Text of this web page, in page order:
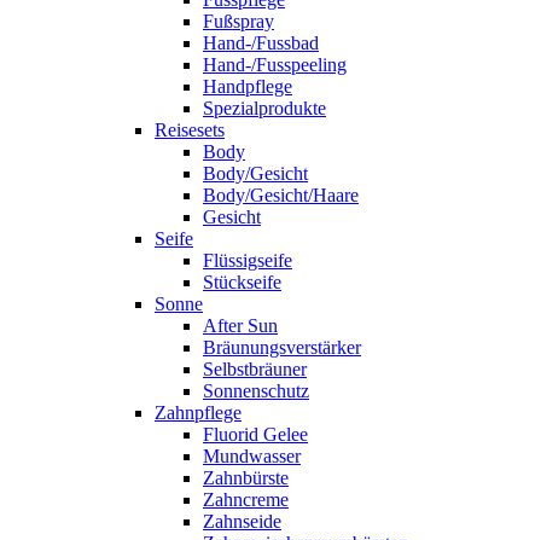
Fußspray
Hand-/Fussbad
Hand-/Fusspeeling
Handpflege
Spezialprodukte
Reisesets
Body
Body/Gesicht
Body/Gesicht/Haare
Gesicht
Seife
Flüssigseife
Stückseife
Sonne
After Sun
Bräunungsverstärker
Selbstbräuner
Sonnenschutz
Zahnpflege
Fluorid Gelee
Mundwasser
Zahnbürste
Zahncreme
Zahnseide